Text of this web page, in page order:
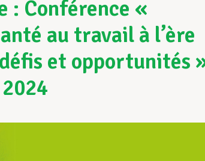
: Conférence «
au travail à l’ère
et opportunités